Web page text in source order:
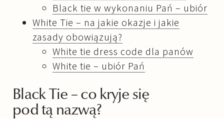
Black tie w wykonaniu Pań – ubiór
White Tie – na jakie okazje i jakie
zasady obowiązują?
White tie dress code dla panów
White tie – ubiór Pań
Black Tie – co kryje się
pod tą nazwą?